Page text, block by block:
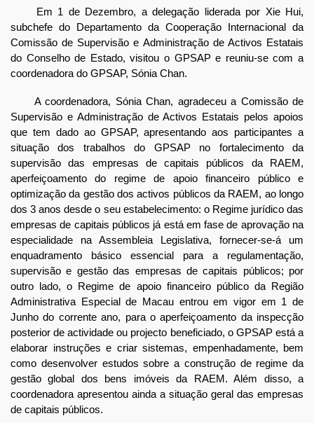
Em 1 de Dezembro, a delegação liderada por Xie Hui,
subchefe do Departamento da Cooperação Internacional da
Comissão de Supervisão e Administração de Activos Estatais
do Conselho de Estado, visitou o GPSAP e reuniu-se com a
coordenadora do GPSAP, Sónia Chan.
A coordenadora, Sónia Chan, agradeceu a Comissão de
Supervisão e Administração de Activos Estatais pelos apoios
que tem dado ao GPSAP, apresentando aos participantes a
situação dos trabalhos do GPSAP no fortalecimento da
supervisão das empresas de capitais públicos da RAEM,
aperfeiçoamento do regime de apoio financeiro público e
optimização da gestão dos activos públicos da RAEM, ao longo
dos 3 anos desde o seu estabelecimento: o Regime jurídico das
empresas de capitais públicos já está em fase de aprovação na
especialidade na Assembleia Legislativa, fornecer-se-á um
enquadramento básico essencial para a regulamentação,
supervisão e gestão das empresas de capitais públicos; por
outro lado, o Regime de apoio financeiro público da Região
Administrativa Especial de Macau entrou em vigor em 1 de
Junho do corrente ano, para o aperfeiçoamento da inspecção
posterior de actividade ou projecto beneficiado, o GPSAP está a
elaborar instruções e criar sistemas, empenhadamente, bem
como desenvolver estudos sobre a construção de regime da
gestão global dos bens imóveis da RAEM. Além disso, a
coordenadora apresentou ainda a situação geral das empresas
de capitais públicos.